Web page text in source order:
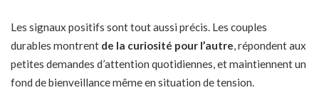
Les signaux positifs sont tout aussi précis. Les couples
durables montrent de la curiosité pour l’autre, répondent aux
petites demandes d’attention quotidiennes, et maintiennent un
fond de bienveillance même en situation de tension.